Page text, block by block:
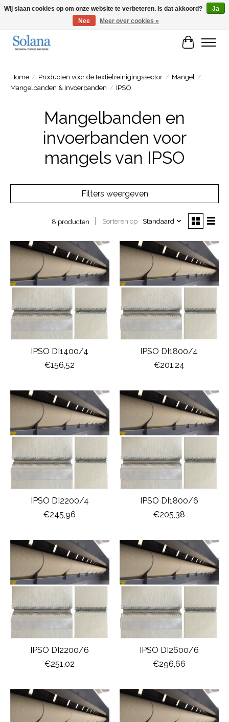
Website voor zakelijke klanten
Home / Producten voor de textielreinigingssector / Mangel /
Mangelbanden & Invoerbanden / IPSO
Mangelbanden en
invoerbanden voor
mangels van IPSO
Filters weergeven
8 producten Sorteren op Standaard
IPSO DI1400/4
€156,52
IPSO DI1800/4
€201,24
IPSO DI2200/4
€245,96
IPSO DI1800/6
€205,38
IPSO DI2200/6
€251,02
IPSO DI2600/6
€296,66
Wij slaan cookies op om onze website te verbeteren. Is dat akkoord?
Ja
Nee
Meer over cookies »